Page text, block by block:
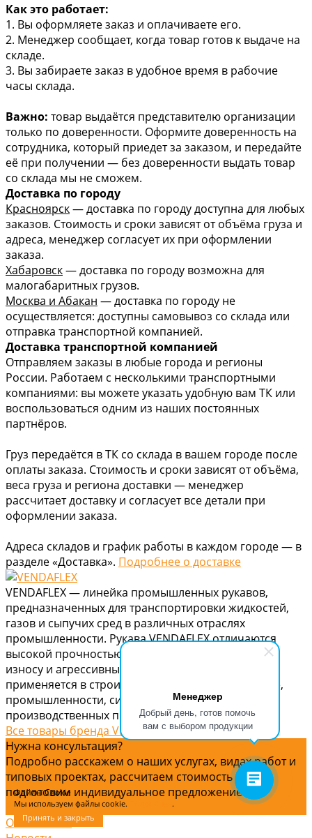
Менеджер
Добрый день, готов помочь
вам с выбором продукции
Файлы Cookie
Мы используем файлы cookie.
.
Принять и закрыть
Как это работает:
1. Вы оформляете заказ и оплачиваете его.
2. Менеджер сообщает, когда товар готов к выдаче на
складе.
3. Вы забираете заказ в удобное время в рабочие
часы склада.
Важно: товар выдаётся представителю организации
только по доверенности. Оформите доверенность на
сотрудника, который приедет за заказом, и передайте
её при получении — без доверенности выдать товар
со склада мы не сможем.
Доставка по городу
Красноярск— доставка по городу доступна для любых
заказов. Стоимость и сроки зависят от объёма груза и
адреса, менеджер согласует их при оформлении
заказа.
Хабаровск— доставка по городу возможна для
малогабаритных грузов.
Москва и Абакан — доставка по городу не
осуществляется: доступны самовывоз со склада или
отправка транспортной компанией.
Доставка транспортной компанией
Отправляем заказы в любые города и регионы
России. Работаем с несколькими транспортными
компаниями: вы можете указать удобную вам ТК или
воспользоваться одним из наших постоянных
партнёров.
Груз передаётся в ТК со склада в вашем городе после
оплаты заказа. Стоимость и сроки зависят от объёма,
веса груза и региона доставки — менеджер
рассчитает доставку и согласует все детали при
оформлении заказа.
Адреса складов и график работы в каждом городе — в
разделе «Доставка». Подробнее о доставке
VENDAFLEX — линейка промышленных рукавов,
предназначенных для транспортировки жидкостей,
газов и сыпучих сред в различных отраслях
промышленности. Рукава VENDAFLEX отличаются
высокой прочностью, устойчивостью к давлению,
износу и агрессивным средам. Продукция
применяется в строительстве, сельском хозяйстве,
промышленности, системах водоснабжения и на
производственных предприятиях.
Все товары бренда VENDAFLEX
Нужна консультация?
Подробно расскажем о наших услугах, видах работ и
типовых проектах, рассчитаем стоимость и
подготовим индивидуальное предложение!
Задать вопрос
О компании